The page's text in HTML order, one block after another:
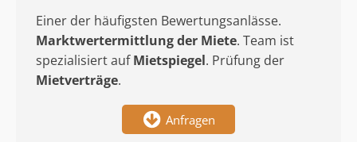
Einer der häufigsten Bewertungsanlässe.
Marktwertermittlungder Miete. Team ist
spezialisiert aufMietspiegel. Prüfung der
Mietverträge.
Anfragen